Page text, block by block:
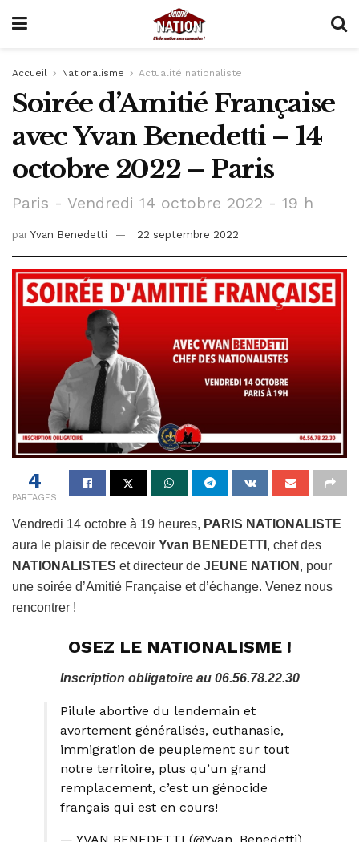
Accueil Nationalisme Actualité nationaliste
Soirée d’Amitié Française
avec Yvan Benedetti – 14
octobre 2022 – Paris
Paris - Vendredi 14 octobre 2022 - 19 h
par Yvan Benedetti 22 septembre 2022
4
PARTAGES
Vendredi 14 octobre à 19 heures, PARIS NATIONALISTE
aura le plaisir de recevoir Yvan BENEDETTI , chef des
NATIONALISTES et directeur de JEUNE NATION , pour
une soirée d’Amitié Française et d’échange. Venez nous
rencontrer !
OSEZ LE NATIONALISME !
Inscription obligatoire au 06.56.78.22.30
Pilule abortive du lendemain et
avortement généralisés, euthanasie,
immigration de peuplement sur tout
notre territoire, plus qu’un grand
remplacement, c’est un génocide
français qui est en cours!